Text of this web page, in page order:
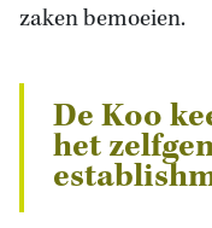
zaken bemoeien.
De Koo
het